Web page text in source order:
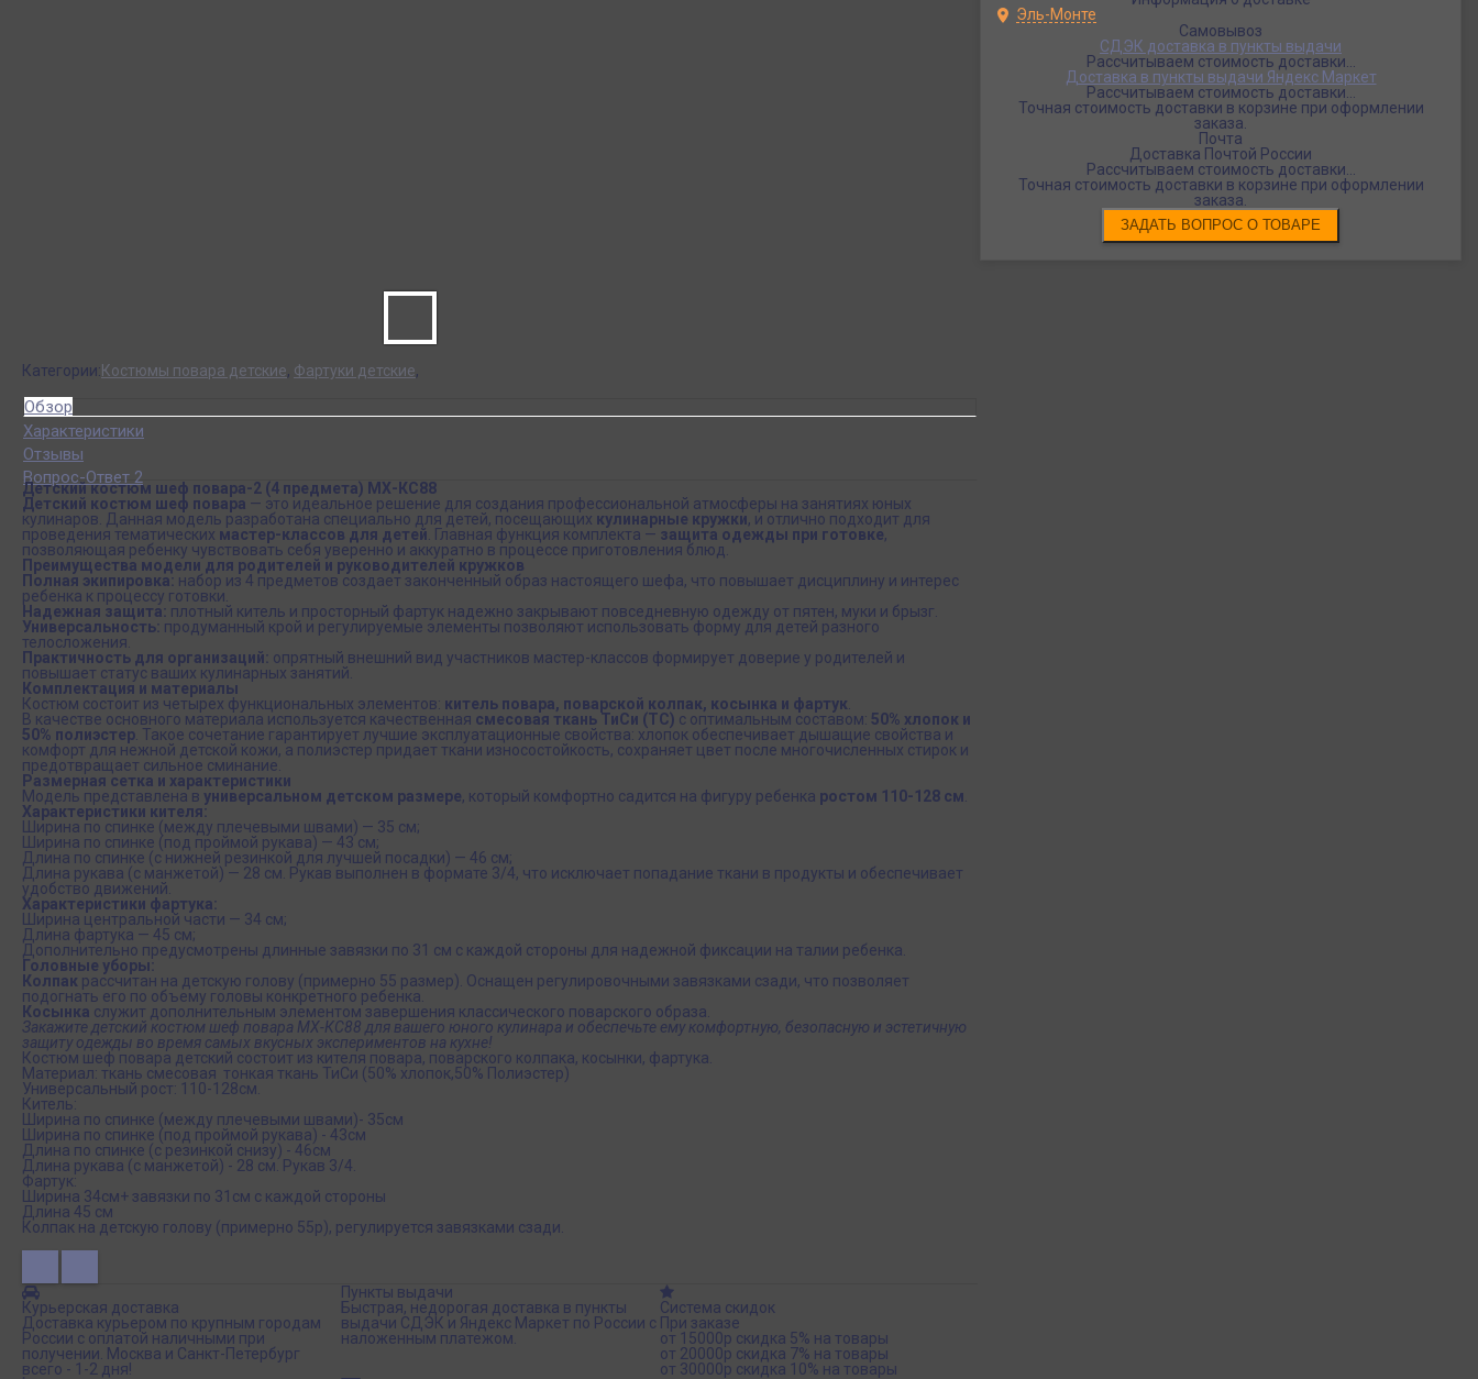
Эль-Монте
Самовывоз
СДЭК доставка в пункты выдачи
Рассчитываем стоимость доставки...
Доставка в пункты выдачи Яндекс Маркет
Рассчитываем стоимость доставки...
Точная стоимость доставки в корзине при оформлении
заказа.
Почта
Доставка Почтой России
Рассчитываем стоимость доставки...
Точная стоимость доставки в корзине при оформлении
заказа.
Категории:Костюмы повара детские, Фартуки детские,
Обзор
Характеристики
Отзывы
Вопрос-Ответ 2
Детский костюм шеф повара-2 (4 предмета) МХ-КС88
Детский костюм шеф повара — это идеальное решение для создания профессиональной атмосферы на занятиях юных
кулинаров. Данная модель разработана специально для детей, посещающих кулинарные кружки, и отлично подходит для
проведения тематических мастер-классов для детей . Главная функция комплекта — защита одежды при готовке,
позволяющая ребенку чувствовать себя уверенно и аккуратно в процессе приготовления блюд.
Преимущества модели для родителей и руководителей кружков
Полная экипировка: набор из 4 предметов создает законченный образ настоящего шефа, что повышает дисциплину и интерес
ребенка к процессу готовки.
Надежная защита: плотный китель и просторный фартук надежно закрывают повседневную одежду от пятен, муки и брызг.
Универсальность: продуманный крой и регулируемые элементы позволяют использовать форму для детей разного
телосложения.
Практичность для организаций: опрятный внешний вид участников мастер-классов формирует доверие у родителей и
повышает статус ваших кулинарных занятий.
Комплектация и материалы
Костюм состоит из четырех функциональных элементов: китель повара, поварской колпак, косынка и фартук
В качестве основного материала используется качественная смесовая ткань ТиСи (TC) с оптимальным составом: 50% хлопок и
50% полиэстер . Такое сочетание гарантирует лучшие эксплуатационные свойства: хлопок обеспечивает дышащие свойства и
комфорт для нежной детской кожи, а полиэстер придает ткани износостойкость, сохраняет цвет после многочисленных стирок и
предотвращает сильное сминание.
Размерная сетка и характеристики
Модель представлена в универсальном детском размере, который комфортно садится на фигуру ребенка ростом 110-128 см
Характеристики кителя:
Ширина по спинке (между плечевыми швами) — 35 см;
Ширина по спинке (под проймой рукава) — 43 см;
Длина по спинке (с нижней резинкой для лучшей посадки) — 46 см;
Длина рукава (с манжетой) — 28 см. Рукав выполнен в формате 3/4, что исключает попадание ткани в продукты и обеспечивает
удобство движений.
Характеристики фартука:
Ширина центральной части — 34 см;
Длина фартука — 45 см;
Дополнительно предусмотрены длинные завязки по 31 см с каждой стороны для надежной фиксации на талии ребенка.
Головные уборы:
Колпак рассчитан на детскую голову (примерно 55 размер). Оснащен регулировочными завязками сзади, что позволяет
подогнать его по объему головы конкретного ребенка.
Косынка служит дополнительным элементом завершения классического поварского образа.
Закажите детский костюм шеф повара МХ-КС88 для вашего юного кулинара и обеспечьте ему комфортную, безопасную и эстетичную
защиту одежды во время самых вкусных экспериментов на кухне!
Костюм шеф повара детский состоит из кителя повара, поварского колпака, косынки, фартука.
Материал: ткань смесовая тонкая ткань ТиСи (50% хлопок,50% Полиэстер)
Универсальный рост: 110-128см.
Китель:
Ширина по спинке (между плечевыми швами)- 35см
Ширина по спинке (под проймой рукава) - 43см
Длина по спинке (с резинкой снизу) - 46см
Длина рукава (с манжетой) - 28 см. Рукав 3/4.
Фартук:
Ширина 34см+ завязки по 31см с каждой стороны
Длина 45 см
Колпак на детскую голову (примерно 55р), регулируется завязками сзади.
Курьерская доставка
Доставка курьером по крупным городам
России с оплатой наличными при
получении. Москва и Санкт-Петербург
всего - 1-2 дня!
Пункты выдачи
Быстрая, недорогая доставка в пункты
выдачи СДЭК и Яндекс Маркет по России с
наложенным платежом.
Система скидок
При заказе
от 15000р скидка 5% на товары
от 20000р скидка 7% на товары
от 30000р скидка 10% на товары